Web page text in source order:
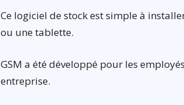
Ce logiciel de stock est simple à
ou une tablette.
GSM a été développé pour les
entreprise.